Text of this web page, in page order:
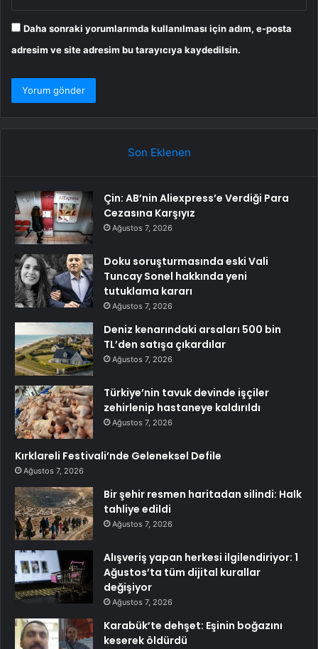
Daha sonraki yorumlarımda kullanılması için adım, e-posta
adresim ve site adresim bu tarayıcıya kaydedilsin.
Son Eklenen
Çin: AB’nin Aliexpress’e Verdiği Para
Cezasına Karşıyız
Ağustos 7, 2026
Doku soruşturmasında eski Vali
Tuncay Sonel hakkında yeni
tutuklama kararı
Ağustos 7, 2026
Deniz kenarındaki arsaları 500 bin
TL’den satışa çıkardılar
Ağustos 7, 2026
Türkiye’nin tavuk devinde işçiler
zehirlenip hastaneye kaldırıldı
Ağustos 7, 2026
Kırklareli Festivali’nde Geleneksel Defile
Ağustos 7, 2026
Bir şehir resmen haritadan silindi: Halk
tahliye edildi
Ağustos 7, 2026
Alışveriş yapan herkesi ilgilendiriyor: 1
Ağustos’ta tüm dijital kurallar
değişiyor
Ağustos 7, 2026
Karabük’te dehşet: Eşinin boğazını
keserek öldürdü